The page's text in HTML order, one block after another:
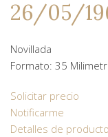
26/05/
Novillada
Formato: 35
Solicitar precio
Notificarme
Detalles de producto